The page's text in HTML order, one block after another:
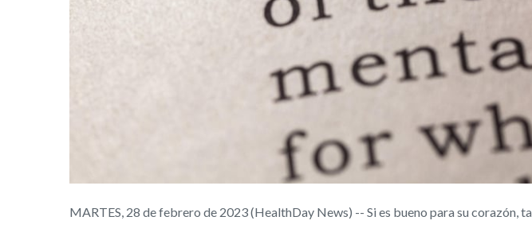
MARTES, 28 de febrero de 2023 (HealthDay News) -- Si es bueno para su corazón,